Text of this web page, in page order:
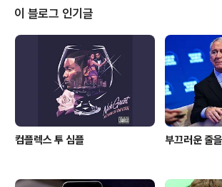
쉽을 채결할 것이고 레퍼런스 제품을 생산할 것이라고 주
장했다. 이러한 내용들은 BGR Report 에서도 보도하고
있다. 만약 사실이라면 굉장히 흥미로운 일이다. 한국에서
안드로이드 운영체제를 보급하는 결정적인 역할을 했던 삼
성과의 전략적 제휴는 Nexus S로 끝났다는 얘기다. 그간
이 블로그 인기글
컴플렉스 투 심플 부끄러운 줄